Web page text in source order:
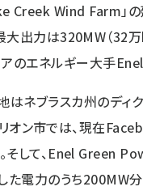
Wind Farm」の
出力は320MW（32万
のエネルギー大手Enel
ブラスカ州のディク
オン市では、現在
。そして、Enel Green
電力のうち200MW分